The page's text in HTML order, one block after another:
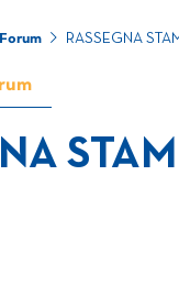
RASSEGNA